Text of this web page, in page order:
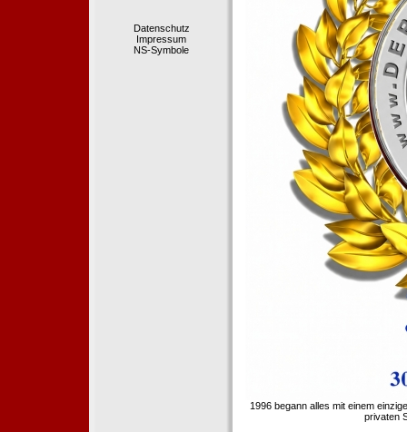
Datenschutz
Impressum
NS-Symbole
1996 begann alles mit einem
privaten